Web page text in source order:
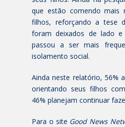
que estão comendo mais
filhos, reforçando a tese
foram deixados de lado
passou a ser mais
isolamento social.
Ainda neste relatório, 56%
orientando seus filhos
46% planejam continuar
Para o site Good News